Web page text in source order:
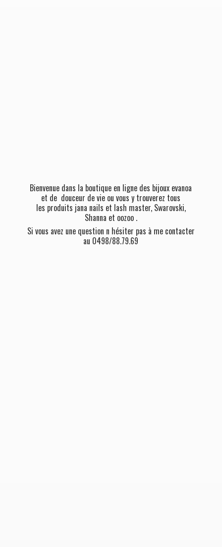
Bienvenue dans la boutique en ligne des bijoux evanoa
et de douceur de vie ou vous y trouverez tous
les produits jana nails et lash master, Swarovski,
Shanna et oozoo .
Si vous avez une question n hésiter pas à me contacter
au 0498/88.79.69